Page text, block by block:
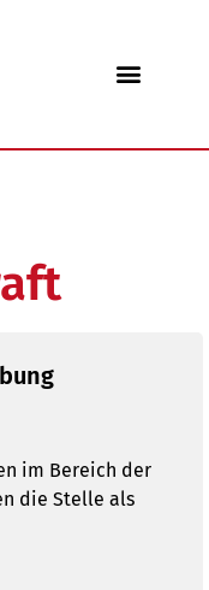
im Bereich der
die Stelle als